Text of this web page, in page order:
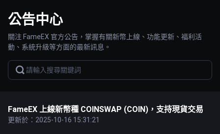
公告中心
關注 FameEX 官方公告，掌握有關新幣上線、功能更新、福利活
動、系統升級等方面的最新訊息。
FameEX 上線新幣種 COINSWAP (COIN)，支持現貨交易
更新於：2025-10-16 15:31:21